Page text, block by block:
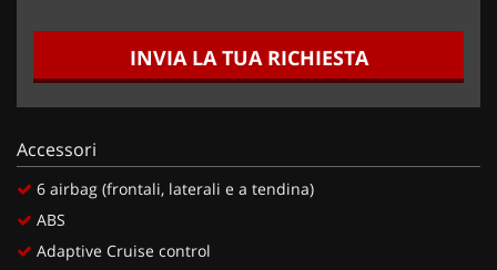
INVIA LA TUA RICHIESTA
Accessori
6 airbag (frontali, laterali e a tendina)
ABS
Adaptive Cruise control